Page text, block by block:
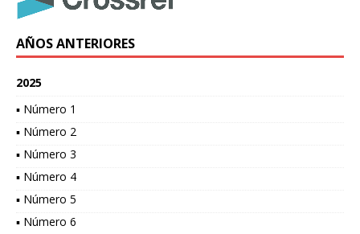
AÑOS ANTERIORES
2025
▪ Número 1
▪ Número 2
▪ Número 3
▪ Número 4
▪ Número 5
▪ Número 6